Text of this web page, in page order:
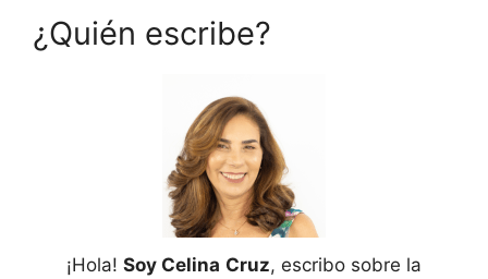
¿Quién escribe?
¡Hola! Soy Celina Cruz, escribo sobre la